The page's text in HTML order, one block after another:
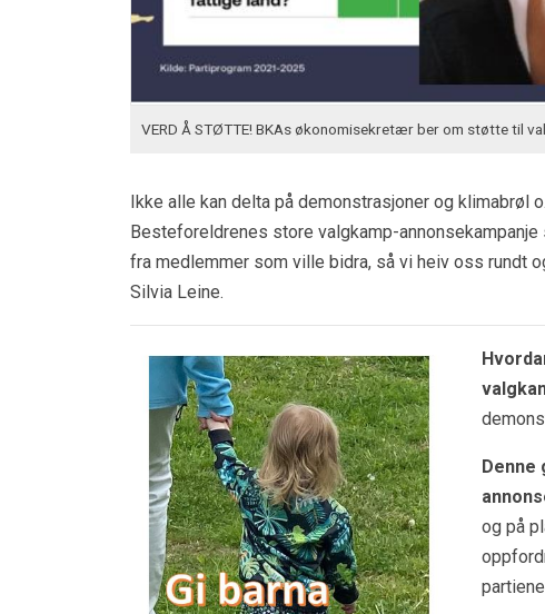
VERD Å STØTTE! BKAs økonomisekretær ber om støtte til
Ikke alle kan delta på demonstrasjoner og klimabrøl
Besteforeldrenes store valgkamp-
fra medlemmer som ville bidra, så vi heiv oss rundt
Silvia Leine.
og på